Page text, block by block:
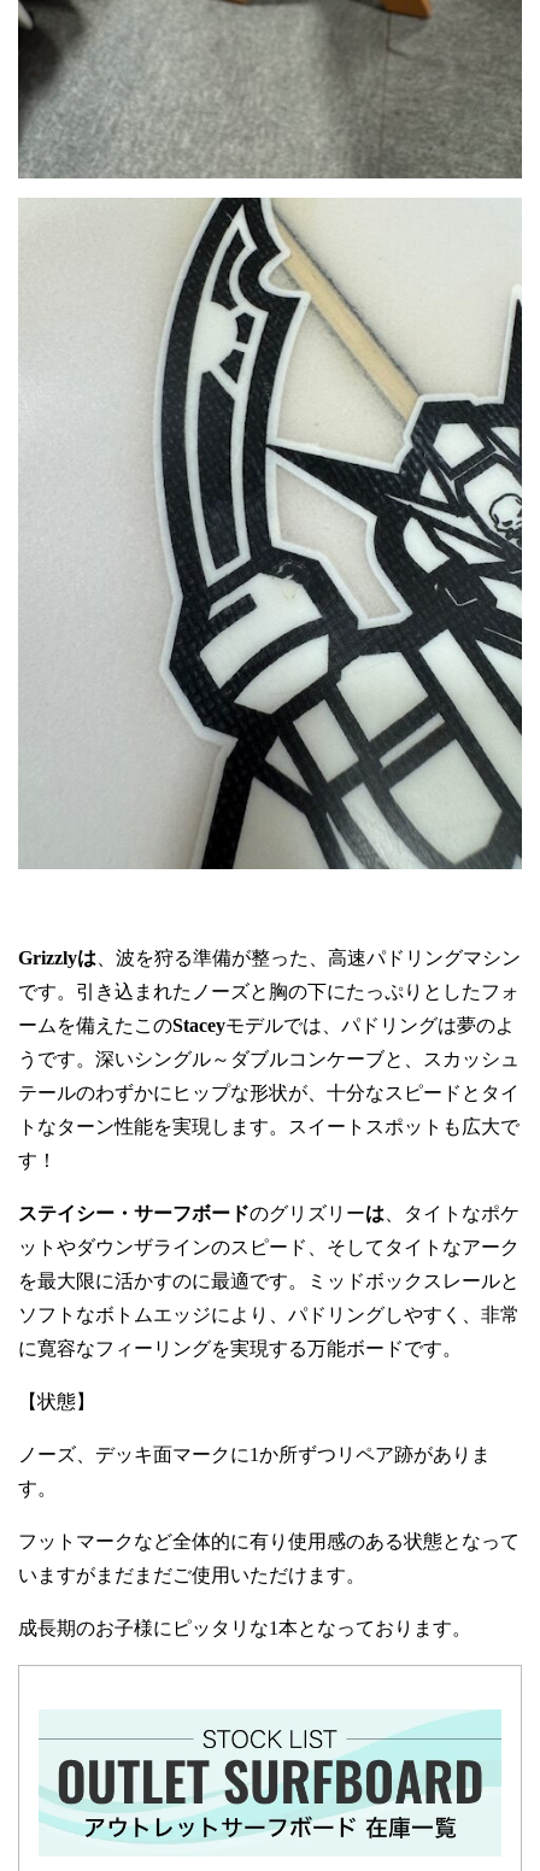
Grizzlyは 、波を狩る準備が整った、高速パドリングマシン
です。引き込まれたノーズと胸の下にたっぷりとしたフォ
ームを備えたこのStaceyモデルでは、パドリングは夢のよ
うです。深いシングル～ダブルコンケーブと、スカッシュ
テールのわずかにヒップな形状が、十分なスピードとタイ
トなターン性能を実現します。スイートスポットも広大で
す！
ステイシー・サーフボードのグリズリーは 、タイトなポケ
ットやダウンザラインのスピード、そしてタイトなアーク
を最大限に活かすのに最適です。ミッドボックスレールと
ソフトなボトムエッジにより、パドリングしやすく、非常
に寛容なフィーリングを実現する万能ボードです。
【状態】
ノーズ、デッキ面マークに1か所ずつリペア跡がありま
す。
フットマークなど全体的に有り使用感のある状態となって
いますがまだまだご使用いただけます。
成長期のお子様にピッタリな1本となっております。